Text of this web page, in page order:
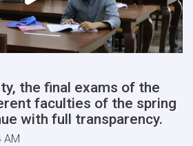
the final exams of the
faculties of the spring
with full transparency.
AM